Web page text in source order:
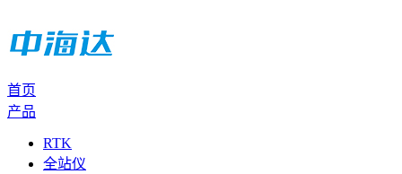
首页
产品
RTK
全站仪